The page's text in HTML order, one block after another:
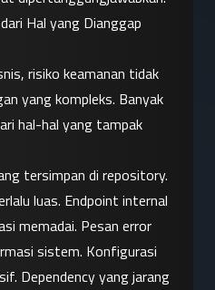
Hal yang Dianggap
risiko keamanan tidak
yang kompleks. Banyak
hal-hal yang tampak
tersimpan di repository.
luas. Endpoint internal
memadai. Pesan error
sistem. Konfigurasi
Dependency yang jarang